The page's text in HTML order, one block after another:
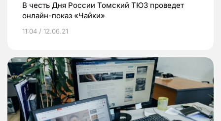
В честь Дня России Томский ТЮЗ проведет
онлайн-показ «Чайки»
11:04 / 12.06.21